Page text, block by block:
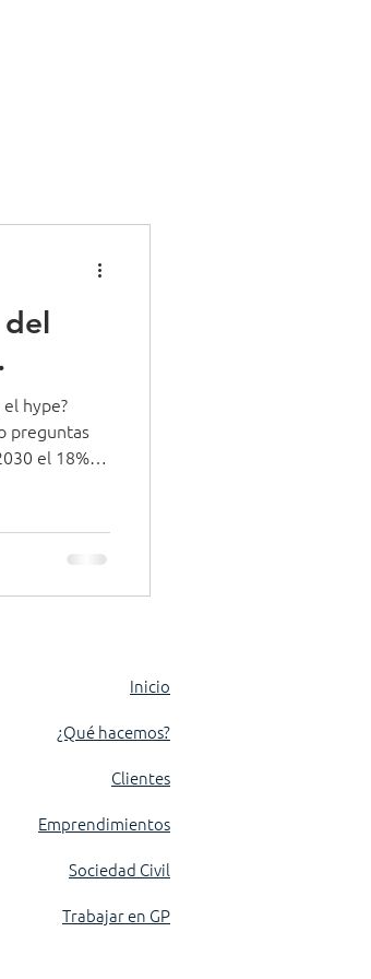
hype?
preguntas
el 18%
de
De una u
Inicio
¿Qué hacemos?
Clientes
Emprendimientos
Sociedad Civil
Trabajar en GP